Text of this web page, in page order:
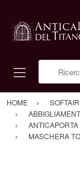
HOME SOFTAIR
ANTICAPORTA
MASCHERA